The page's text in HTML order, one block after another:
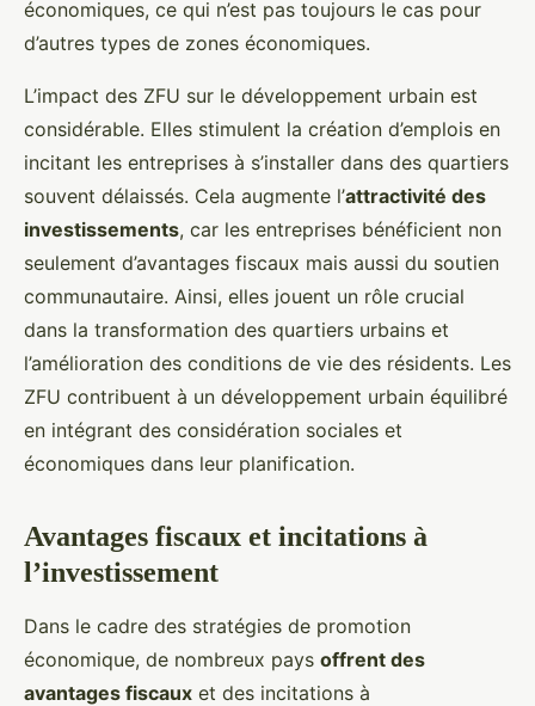
économiques, ce qui n’est pas toujours le cas pour
d’autres types de zones économiques.
L’impact des ZFU sur le développement urbain est
considérable. Elles stimulent la création d’emplois en
incitant les entreprises à s’installer dans des quartiers
souvent délaissés. Cela augmente l’attractivité des
investissements, car les entreprises bénéficient non
seulement d’avantages fiscaux mais aussi du soutien
communautaire. Ainsi, elles jouent un rôle crucial
dans la transformation des quartiers urbains et
l’amélioration des conditions de vie des résidents. Les
ZFU contribuent à un développement urbain équilibré
en intégrant des considération sociales et
économiques dans leur planification.
Avantages fiscaux et incitations à
l’investissement
Dans le cadre des stratégies de promotion
économique, de nombreux pays offrent des
avantages fiscaux et des incitations à